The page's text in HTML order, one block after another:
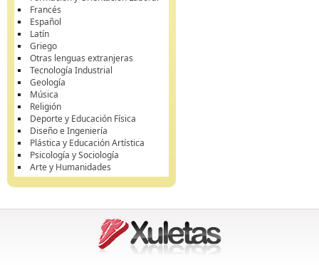
Francés
Español
Latín
Griego
Otras lenguas extranjeras
Tecnología Industrial
Geología
Música
Religión
Deporte y Educación Física
Diseño e Ingeniería
Plástica y Educación Artística
Psicología y Sociología
Arte y Humanidades